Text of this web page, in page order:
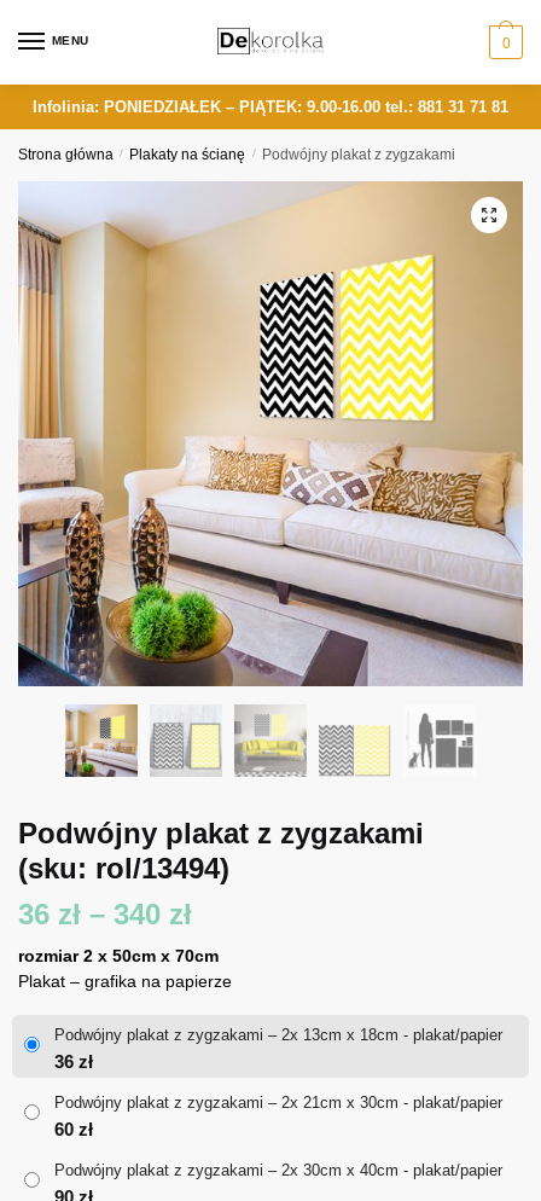
MENU 0
Infolinia: PONIEDZIAŁEK – PIĄTEK: 9.00-16.00 tel.: 881 31 71 81
Strona główna / Plakaty na ścianę / Podwójny plakat z zygzakami
Podwójny plakat z zygzakami
(sku: rol/13494)
36 zł – 340 złZakres
cen:
36 zł
do
rozmiar 2 x 50cm x 70cm
Plakat – grafika na papierze
Podwójny plakat z zygzakami – 2x 13cm x 18cm - plakat/papier
36 zł
Podwójny plakat z zygzakami – 2x 21cm x 30cm - plakat/papier
60 zł
Podwójny plakat z zygzakami – 2x 30cm x 40cm - plakat/papier
90 zł